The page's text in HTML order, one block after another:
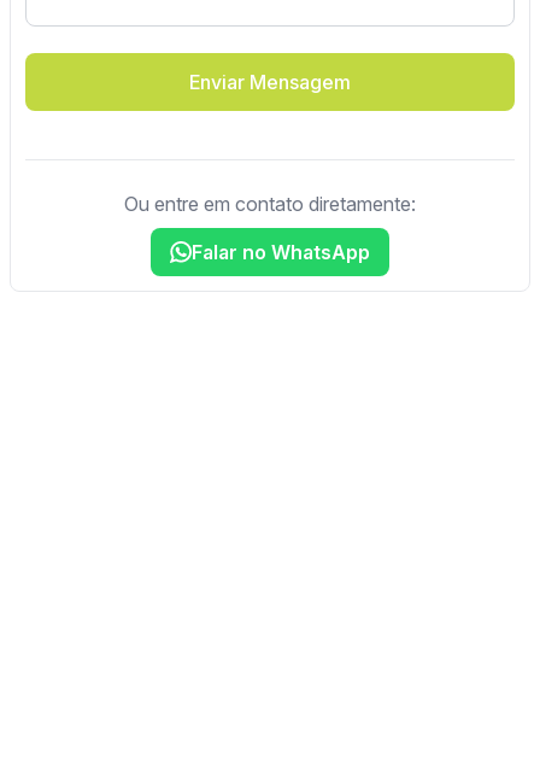
Enviar Mensagem
Ou entre em contato diretamente:
Falar no WhatsApp